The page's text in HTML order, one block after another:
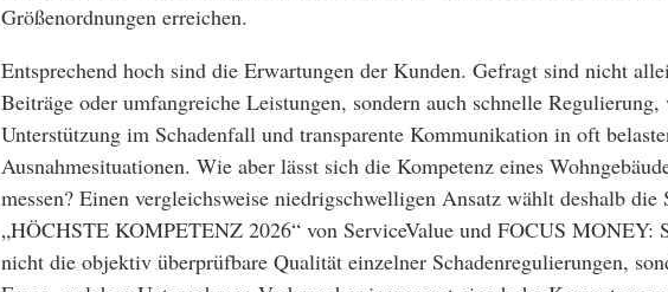
Größenordnungen erreichen.
Entsprechend hoch sind die Erwartungen der Kunden. Gefragt sind nicht
Beiträge oder umfangreiche Leistungen, sondern auch schnelle Regulierung,
Unterstützung im Schadenfall und transparente Kommunikation in oft
Ausnahmesituationen. Wie aber lässt sich die Kompetenz eines
messen? Einen vergleichsweise niedrigschwelligen Ansatz wählt deshalb die
„HÖCHSTE KOMPETENZ 2026“ von ServiceValue und FOCUS MONEY:
nicht die objektiv überprüfbare Qualität einzelner Schadenregulierungen,